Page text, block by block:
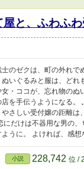
屋と、ふわふ
士のゼクは、町の外れで
ぬいぐるみと服は、どれ
女・ココが、忘れ物のぬ
を手伝うようになる。
やさしい受付嬢の距離は
にだけは不器用な男の
ように。 よければ、感
小説 228,742 位 /